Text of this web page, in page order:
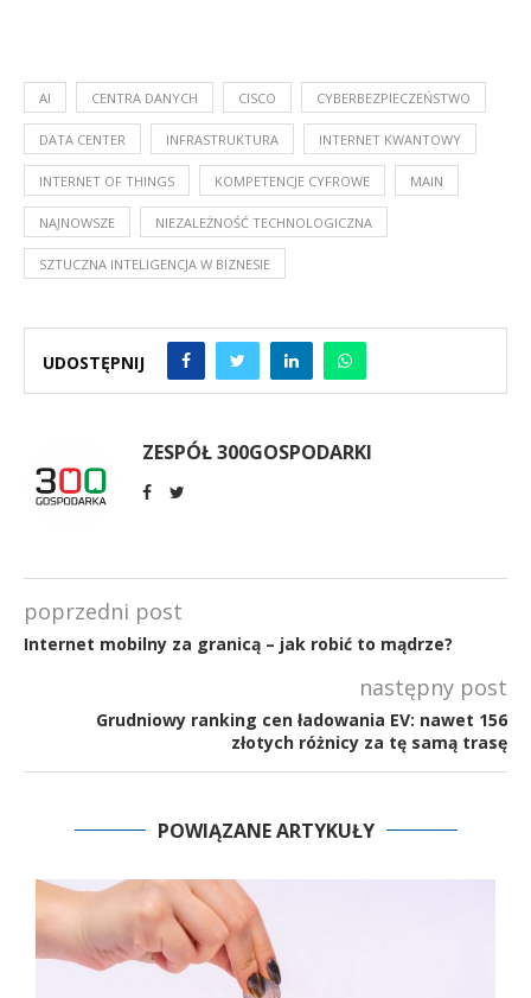
AI CENTRA DANYCH CISCO CYBERBEZPIECZEŃSTWO
DATA CENTER INFRASTRUKTURA INTERNET KWANTOWY
INTERNET OF THINGS KOMPETENCJE CYFROWE MAIN
NAJNOWSZE NIEZALEŻNOŚĆ TECHNOLOGICZNA
SZTUCZNA INTELIGENCJA W BIZNESIE
UDOSTĘPNIJ
ZESPÓŁ 300GOSPODARKI
poprzedni post
Internet mobilny za granicą – jak robić to mądrze?
następny post
Grudniowy ranking cen ładowania EV: nawet 156
złotych różnicy za tę samą trasę
POWIĄZANE ARTYKUŁY